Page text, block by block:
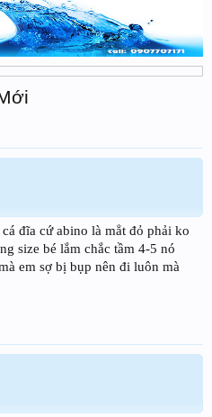
đĩa cứ abino là mẳt đỏ phải ko
size bé lắm chắc tầm 4-5 nó
em sợ bị bụp nên đi luôn mà